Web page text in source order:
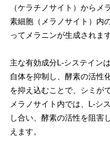
（ケラチノサイト）からメ
素細胞（メラノサイト）内
ってメラニンが生成されます
主な有効成分L-システイン
自体を抑制し、酵素の活性
を抑え込むことで、シミが
メラノサイト内では、L-シ
し合い、酵素の活性を阻害
えます。